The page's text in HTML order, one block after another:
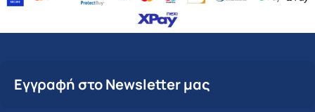
Εγγραφή στο Newsletter μας